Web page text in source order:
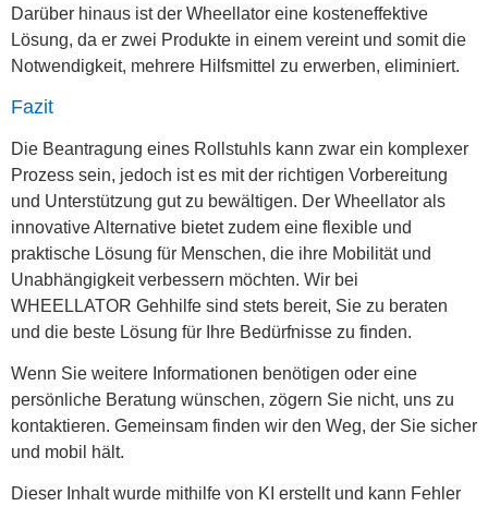
Darüber hinaus ist der Wheellator eine kosteneffektive
Lösung, da er zwei Produkte in einem vereint und somit die
Notwendigkeit, mehrere Hilfsmittel zu erwerben, eliminiert.
Fazit
Die Beantragung eines Rollstuhls kann zwar ein komplexer
Prozess sein, jedoch ist es mit der richtigen Vorbereitung
und Unterstützung gut zu bewältigen. Der Wheellator als
innovative Alternative bietet zudem eine flexible und
praktische Lösung für Menschen, die ihre Mobilität und
Unabhängigkeit verbessern möchten. Wir bei
WHEELLATOR Gehhilfe sind stets bereit, Sie zu beraten
und die beste Lösung für Ihre Bedürfnisse zu finden.
Wenn Sie weitere Informationen benötigen oder eine
persönliche Beratung wünschen, zögern Sie nicht, uns zu
kontaktieren. Gemeinsam finden wir den Weg, der Sie sicher
und mobil hält.
Dieser Inhalt wurde mithilfe von KI erstellt und kann Fehler